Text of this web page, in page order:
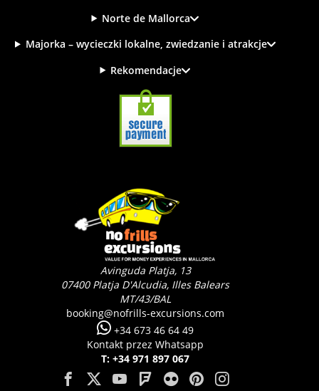
Norte de Mallorca
Majorka – wycieczki lokalne, zwiedzanie i atrakcje
Rekomendacje
Avinguda Platja, 13
07400 Platja D'Alcudia, Illes Balears
MT/43/BAL
booking@nofrills-excursions.com
+34 673 46 64 49
Kontakt przez Whatsapp
T: +34 971 897 067